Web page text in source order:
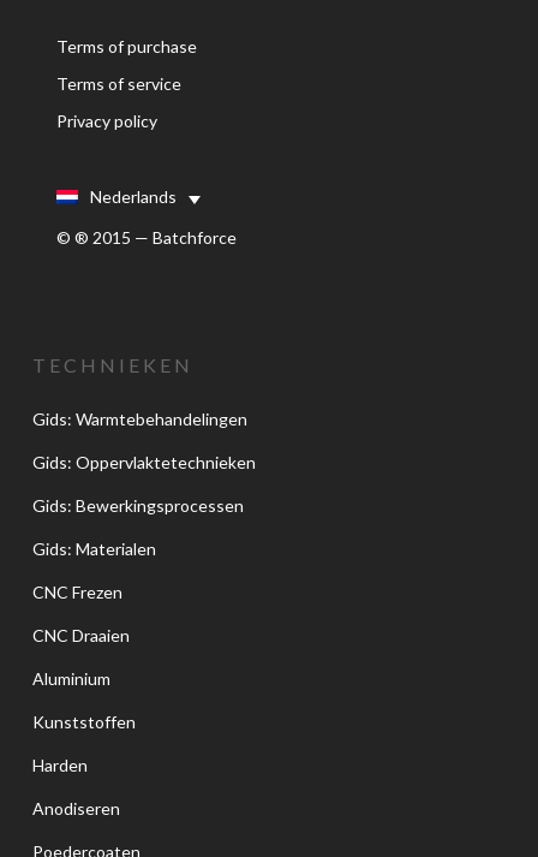
Terms of purchase
Terms of service
Privacy policy
Nederlands
© ® 2015 — Batchforce
TECHNIEKEN
Gids: Warmtebehandelingen
Gids: Oppervlaktetechnieken
Gids: Bewerkingsprocessen
Gids: Materialen
CNC Frezen
CNC Draaien
Aluminium
Kunststoffen
Harden
Anodiseren
Poedercoaten